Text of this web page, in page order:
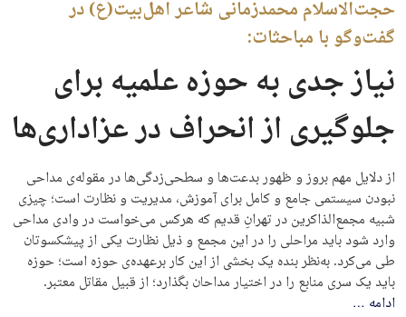
حجت‌الاسلام محمدزمانی شاعر اهل‌بیت(ع) در
گفت‌وگو با مباحثات:
نیاز جدی به حوزه علمیه برای
جلوگیری از انحراف در عزاداری‌ها
از دلایل مهم بروز و ظهور بدعت‌ها و سطحی‌زدگی‌ها در مقوله‌ی مداحی
نبودن سیستمی جامع و کامل برای آموزش، مدیریت و نظارت است؛ چیزی
شبیه مجمع‌الذاکرین در تهرانِ قدیم که هرکس می‌خواست در وادی مداحی
وارد شود باید مراحلی را در این مجمع و ذیل نظارت یکی از پیشکسوتان
طی می‌کرد. به‌نظر بنده یک بخشی از این کار برعهده‌ی حوزه است؛ حوزه
باید یک سری منابع را در اختیار مداحان بگذارد؛ از قبیل مقاتل معتبر.
ادامه …